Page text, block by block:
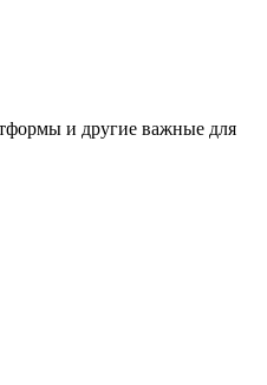
и другие важные для